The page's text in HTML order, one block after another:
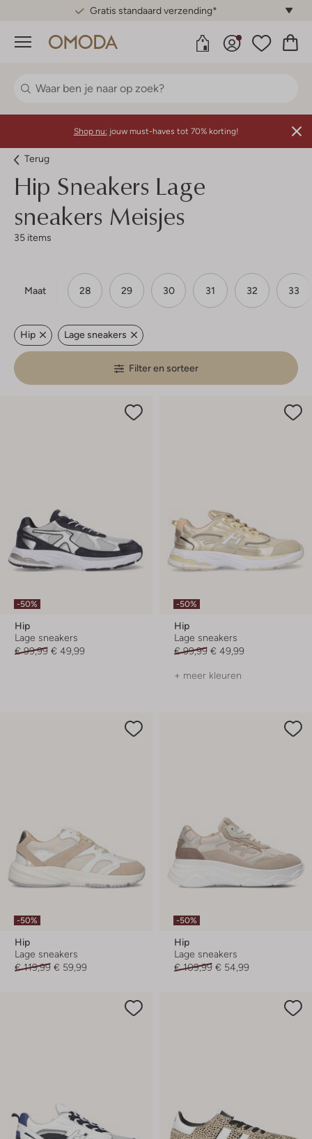
Gratis standaard verzending*
Menu
Shop nu: jouw must-haves tot 70% korting!
Terug
Hip Sneakers Lage
sneakers Meisjes
35 items
Maat 28 29 30 31 32 33
Hip Lage sneakers
Filter en sorteer
-50%
Hip
Lage sneakers
€ 99,99 € 49,99
-50%
Hip
Lage sneakers
€ 99,99 € 49,99
+ meer kleuren
-50%
Hip
Lage sneakers
€ 119,99 € 59,99
-50%
Hip
Lage sneakers
€ 109,99 € 54,99